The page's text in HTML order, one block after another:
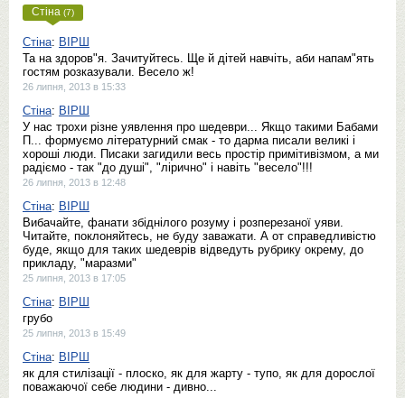
Стіна (7)
Стіна: ВІРШ
Та на здоров"я. Зачитуйтесь. Ще й дітей навчіть, аби напам"ять
гостям розказували. Весело ж!
26 липня, 2013 в 15:33
Стіна: ВІРШ
У нас трохи різне уявлення про шедеври... Якщо такими Бабами
П... формуємо літературний смак - то дарма писали великі і
хороші люди. Писаки загидили весь простір примітивізмом, а ми
радіємо - так "до душі", "лірично" і навіть "весело"!!!
26 липня, 2013 в 12:48
Стіна: ВІРШ
Вибачайте, фанати збіднілого розуму і розперезаної уяви.
Читайте, поклоняйтесь, не буду заважати. А от справедливістю
буде, якщо для таких шедеврів відведуть рубрику окрему, до
прикладу, "маразми"
25 липня, 2013 в 17:05
Стіна: ВІРШ
грубо
25 липня, 2013 в 15:49
Стіна: ВІРШ
як для стилізації - плоско, як для жарту - тупо, як для дорослої
поважаючої себе людини - дивно...